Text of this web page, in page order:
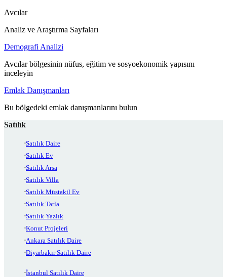
Avcılar
Analiz ve Araştırma Sayfaları
Demografi Analizi
Avcılar bölgesinin nüfus, eğitim ve sosyoekonomik yapısını
inceleyin
Emlak Danışmanları
Bu bölgedeki emlak danışmanlarını bulun
Satılık
Satılık Daire
Satılık Ev
Satılık Arsa
Satılık Villa
Satılık Müstakil Ev
Satılık Tarla
Satılık Yazlık
Konut Projeleri
Ankara Satılık Daire
Diyarbakır Satılık Daire
İstanbul Satılık Daire